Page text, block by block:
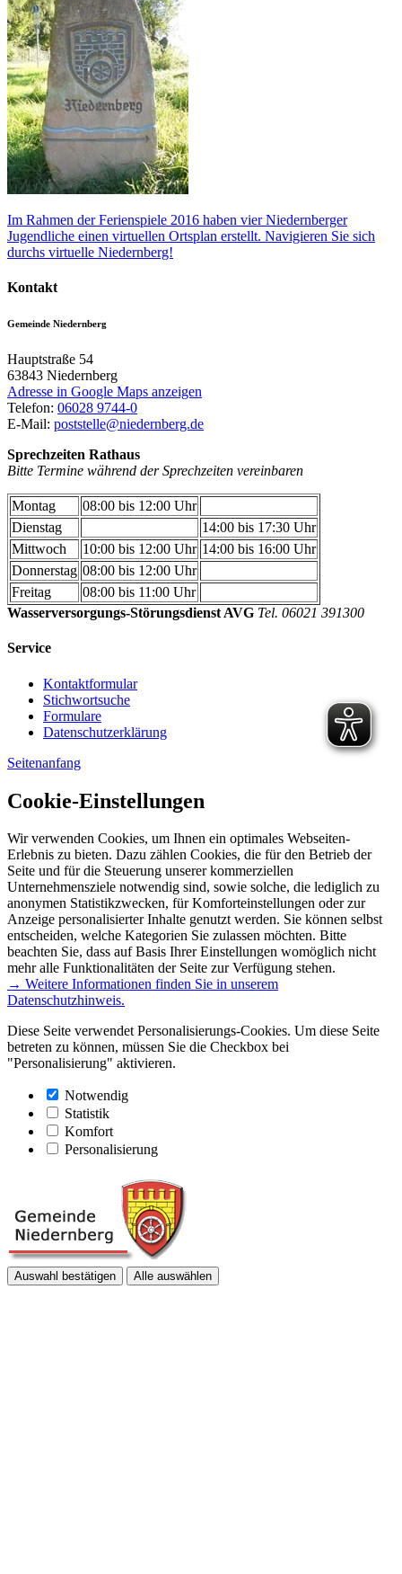
Im Rahmen der Ferienspiele 2016 haben vier Niedernberger
Jugendliche einen virtuellen Ortsplan erstellt. Navigieren Sie sich
durchs virtuelle Niedernberg!
Kontakt
Gemeinde Niedernberg
Hauptstraße 54
63843 Niedernberg
Adresse in Google Maps anzeigen
Telefon: 06028 9744-0
E-Mail: poststelle@niedernberg.de
Sprechzeiten Rathaus
Bitte Termine während der Sprechzeiten vereinbaren
Montag
08:00 bis 12:00 Uhr
Dienstag
14:00 bis 17:30 Uhr
Mittwoch
10:00 bis 12:00 Uhr 14:00 bis 16:00 Uhr
Donnerstag 08:00 bis 12:00 Uhr
Freitag
08:00 bis 11:00 Uhr
Wasserversorgungs-Störungsdienst AVG Tel. 06021 391300
Service
Kontaktformular
Stichwortsuche
Formulare
Datenschutzerklärung
Seitenanfang
Cookie-Einstellungen
Wir verwenden Cookies, um Ihnen ein optimales Webseiten-
Erlebnis zu bieten. Dazu zählen Cookies, die für den Betrieb der
Seite und für die Steuerung unserer kommerziellen
Unternehmensziele notwendig sind, sowie solche, die lediglich zu
anonymen Statistikzwecken, für Komforteinstellungen oder zur
Anzeige personalisierter Inhalte genutzt werden. Sie können selbst
entscheiden, welche Kategorien Sie zulassen möchten. Bitte
beachten Sie, dass auf Basis Ihrer Einstellungen womöglich nicht
mehr alle Funktionalitäten der Seite zur Verfügung stehen.
→ Weitere Informationen finden Sie in unserem
Datenschutzhinweis.
Diese Seite verwendet Personalisierungs-Cookies. Um diese Seite
betreten zu können, müssen Sie die Checkbox bei
"Personalisierung" aktivieren.
Notwendig
Statistik
Komfort
Personalisierung
Auswahl bestätigen Alle auswählen